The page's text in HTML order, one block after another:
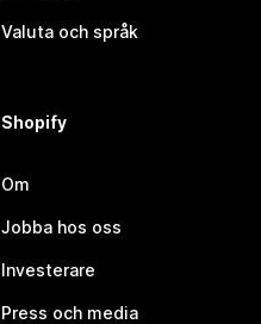
Valuta och språk
Shopify
Om
Jobba hos oss
Investerare
Press och media